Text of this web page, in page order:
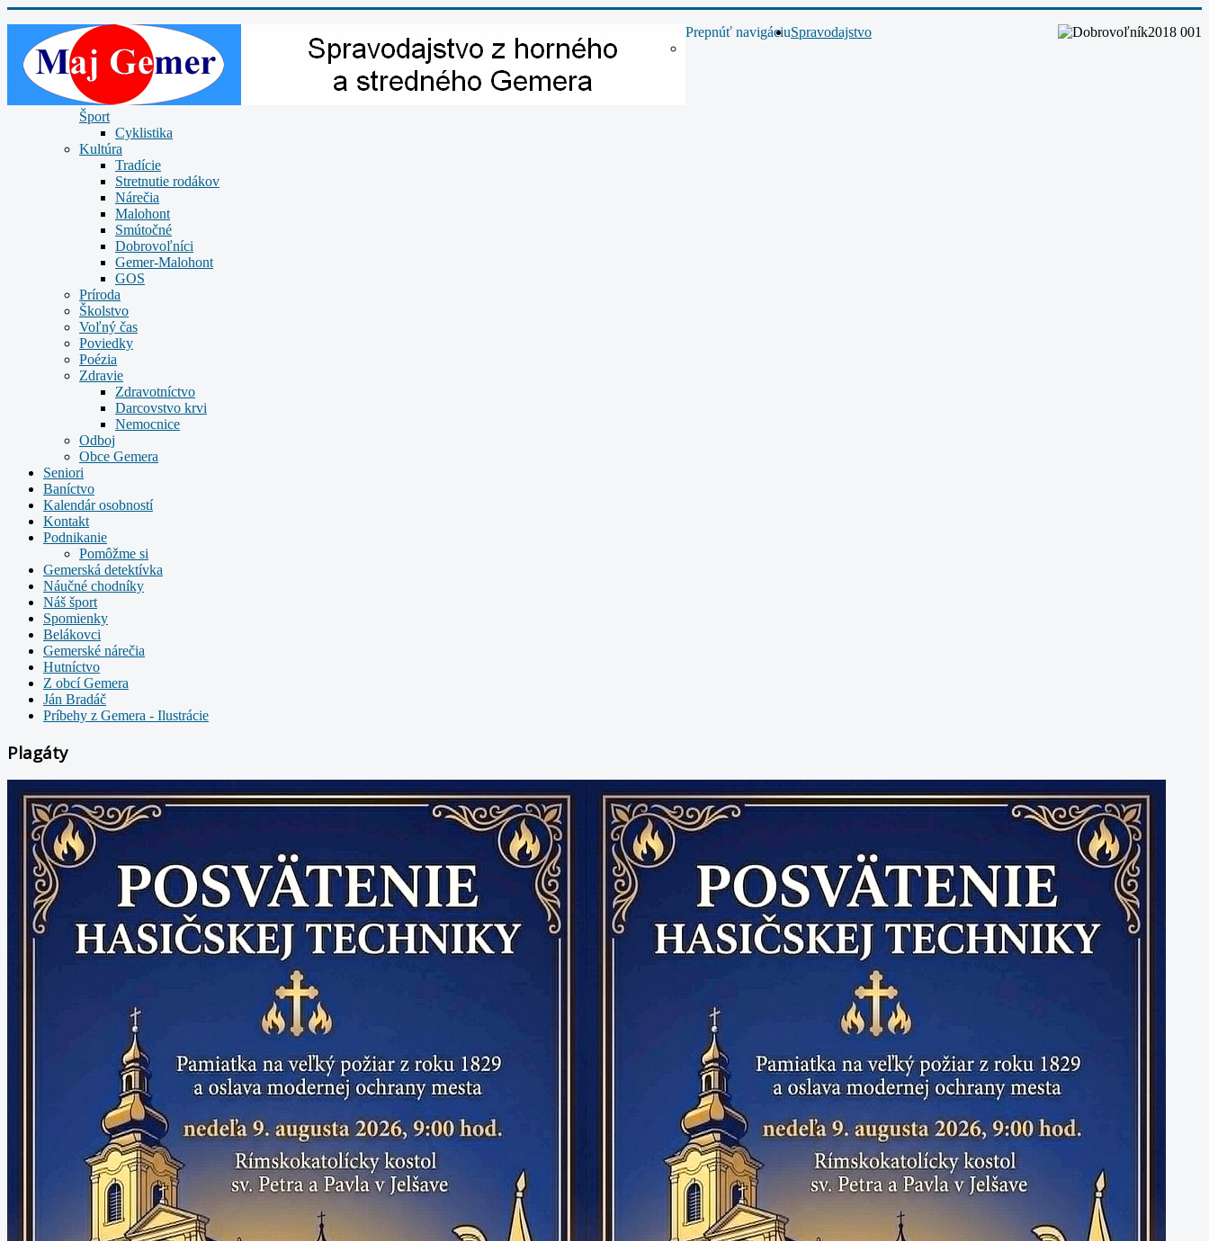
Prepnúť navigáciuSpravodajstvo
Šport
Cyklistika
Kultúra
Tradície
Stretnutie rodákov
Nárečia
Malohont
Smútočné
Dobrovoľníci
Gemer-Malohont
GOS
Príroda
Školstvo
Voľný čas
Poviedky
Poézia
Zdravie
Zdravotníctvo
Darcovstvo krvi
Nemocnice
Odboj
Obce Gemera
Seniori
Baníctvo
Kalendár osobností
Kontakt
Podnikanie
Pomôžme si
Gemerská detektívka
Náučné chodníky
Náš šport
Spomienky
Belákovci
Gemerské nárečia
Hutníctvo
Z obcí Gemera
Ján Bradáč
Príbehy z Gemera - Ilustrácie
Plagáty